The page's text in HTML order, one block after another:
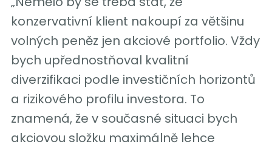
konzervativní klient nakoupí za většinu
volných peněz jen akciové portfolio. Vždy
bych upřednostňoval kvalitní
diverzifikaci podle investičních horizontů
a rizikového profilu investora. To
znamená, že v současné situaci bych
akciovou složku maximálně lehce